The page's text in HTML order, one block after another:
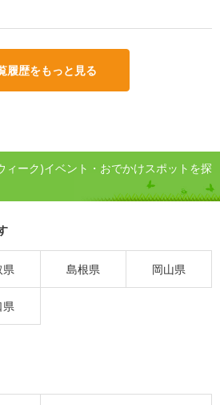
履歴をもっと見る
ィーク)イベント・おでかけスポットを探
県 島根県 岡山県
県